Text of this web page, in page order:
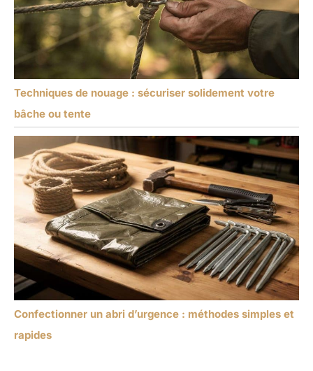
Techniques de nouage : sécuriser solidement votre
bâche ou tente
Confectionner un abri d’urgence : méthodes simples et
rapides